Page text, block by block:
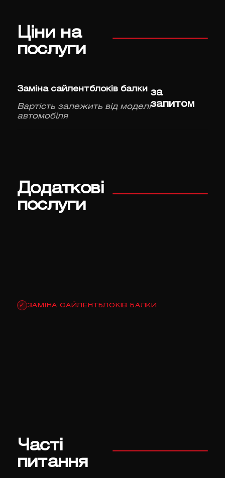
Ціни на
послуги
Заміна сайлентблоків балки
Вартість залежить від моделі
автомобіля
за
запитом
Додаткові
послуги
✓ ЗАМІНА САЙЛЕНТБЛОКІВ БАЛКИ
Часті
питання